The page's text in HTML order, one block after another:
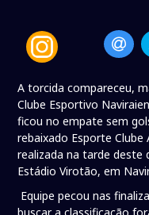
A torcida compareceu,
Clube Esportivo
ficou no empate sem
rebaixado Esporte
realizada na tarde deste
Estádio Virotão, em
Equipe pecou nas